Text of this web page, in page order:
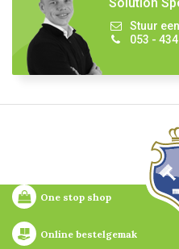
Stuur
053 -
One stop shop
Online bestelgemak